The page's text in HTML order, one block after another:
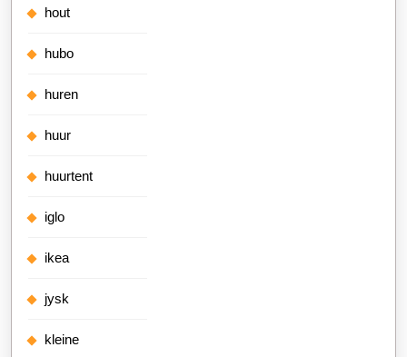
hout
hubo
huren
huur
huurtent
iglo
ikea
jysk
kleine